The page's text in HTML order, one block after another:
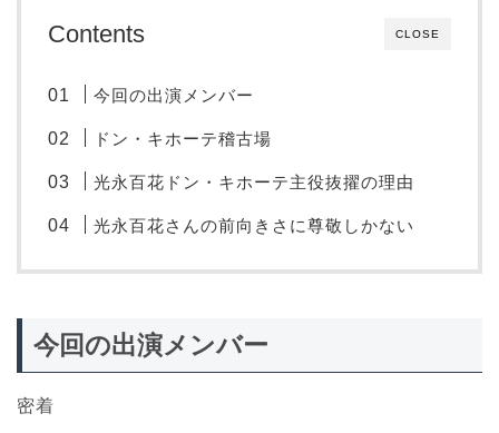
CLOSE
Contents
今回の出演メンバー
ドン・キホーテ稽古場
光永百花ドン・キホーテ主役抜擢の理由
光永百花さんの前向きさに尊敬しかない
今回の出演メンバー
密着